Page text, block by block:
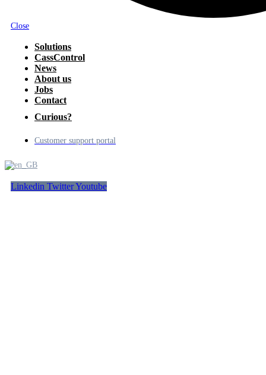
Close
Solutions
CassControl
News
About us
Jobs
Contact
Curious?
Customer support portal
Linkedin TwitterYoutube